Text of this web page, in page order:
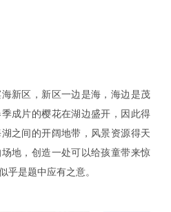
新区，新区一边是海，海边是茂
成片的樱花在湖边盛开，因此得
之间的开阔地带，风景资源得天
地，创造一处可以给孩童带来惊
乎是题中应有之意。